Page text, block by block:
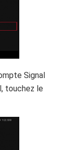
Signal
touchez le